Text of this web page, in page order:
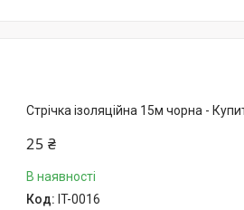
Стрічка ізоляційна 15м чорна -
25 ₴
IT-0016
В наявності